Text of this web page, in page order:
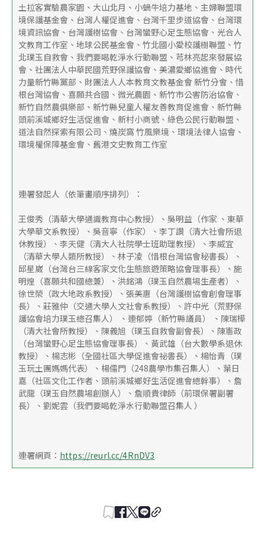
土拉客實驗農家園、大山北月、小蝸牛培力基地、主婦聯盟環
境保護基金會、台灣人權促進會、台灣千里步道協會、台灣環
境資訊協會、台灣護樹協會、台灣蠻野心足生態協會、光合人
文教育工作室、地球公民基金會、竹北國小愛校護樹聯盟、竹
北璞玉自救會、我們要喝乾淨水行動聯盟、芎林亮起來發展協
會、社團法人中華民國荒野保護協會、美濃愛鄉協進會、時代
力量新竹縣黨部、財團法人人本教育文教基金會 新竹分會、惜
根台灣協會、喜願共合國、微光農園、新竹市公害防治協會、
新竹自然農俱樂部、新竹縣兒童人權友善教育促進會、新竹縣
頭前溪城鄉好生活促進會、新村小商號、綠色公民行動聯盟、
道法自然探索有限公司、燒炭窩 竹風樂境、環境法律人協會、
環境權保障基金會、舊港文史教育工作室
連署發起人（依筆畫順序排列）：
王俊秀（清華大學通識教育中心教授）、吳明益（作家 、東華
大學華文系教授）、吳音寧（作家）、李丁讚（清大社會所退
休教授）、李天健（清大人社院學士班助理教授）、李威宜
（清華大學人類所教授）、林子凌（惜根台灣協會秘書長）、
邱星崴（台灣台三線客家文化生態旅遊策略協會理事長）、施
明煌（喜願共和國總兼）、洪銘鴻（璞玉自然農場生產者）、
徐世榮（政大地政系教授）、張美惠（台灣護樹協會創會理事
長）、莊雅仲（交通大學人文社會系教授）、許中光（荒野保
護協會培力璞玉總召集人） 、連郁婷（新竹縣議員） 、陳瑞樺
（清大社會所教授）、陳義旭（璞玉自救會副會長）、陳憲政
（台灣蠻野心足生態協會理事長）、黃武雄（台大數學系退休
教授）、楊志彬（全國社區大學促進會祕書長）、楊怡青（璞
玉玩土團媽媽代表）、楊儒門（248農學市集召集人）、葉日
嘉（社區文化工作者、頭前溪城鄉好生活促進會總幹事）、詹
武龍（璞玉自然農場創辦人）、詹順貴律師（前環保署副署
長）、劉妮雲（我們要喝乾淨水行動聯盟召集人 ）
連署網頁： https://reurl.cc/4RnDV3